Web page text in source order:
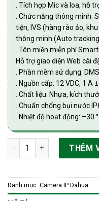
. Tích hợp Mic và loa, hỗ
. Chức năng thông minh:
tiện, IVS (hàng rào ảo,
thông minh (Auto
. Tên miền miễn phí
Hỗ trợ giao diện Web cài
. Phần mềm sử dụng:
. Nguồn cấp: 12 VDC, 1 A
. Chất liệu: Nhựa, kích
. Chuẩn chống bụi nước
. Nhiệt độ hoạt động: –30
Camera IP 3MP 4GTHÊM
Danh mục: Camera IP Dahua